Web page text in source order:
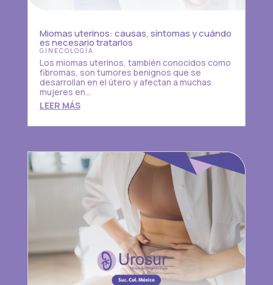
Miomas uterinos: causas, síntomas y cuándo
es necesario tratarlos
GINECOLOGÍA
Los miomas uterinos, también conocidos como
fibromas, son tumores benignos que se
desarrollan en el útero y afectan a muchas
mujeres en...
LEER MÁS